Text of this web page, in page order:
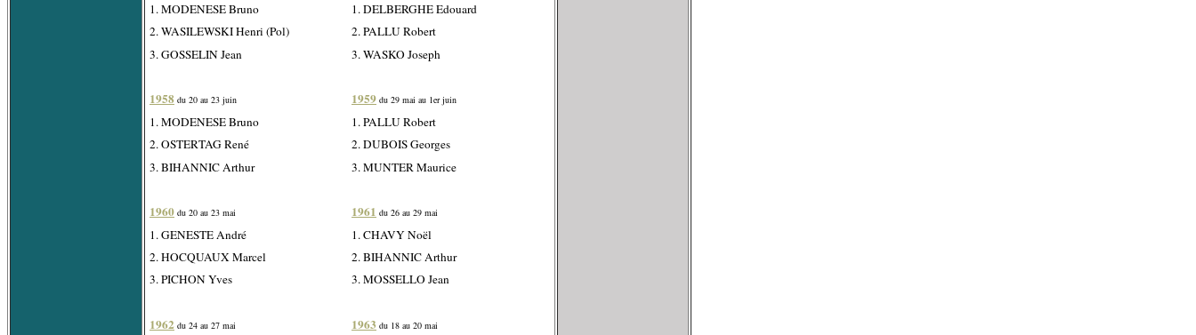
1. MODENESE Bruno
2. WASILEWSKI Henri (Pol)
3. GOSSELIN Jean
1958 du 20 au 23 juin
1. MODENESE Bruno
2. OSTERTAG René
3. BIHANNIC Arthur
1960 du 20 au 23 mai
1. GENESTE André
2. HOCQUAUX Marcel
3. PICHON Yves
1962 du 24 au 27 mai
1. DELBERGHE Edouard
2. PALLU Robert
3. WASKO Joseph
1959 du 29 mai au 1er juin
1. PALLU Robert
2. DUBOIS Georges
3. MUNTER Maurice
1961 du 26 au 29 mai
1. CHAVY Noël
2. BIHANNIC Arthur
3. MOSSELLO Jean
1963 du 18 au 20 mai